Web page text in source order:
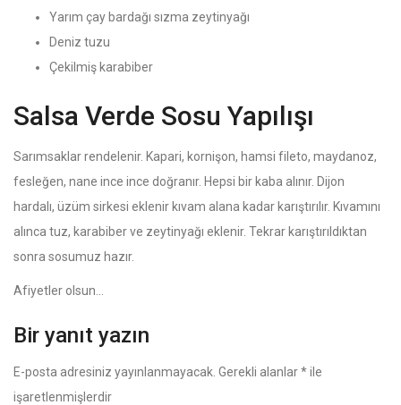
Yarım çay bardağı sızma zeytinyağı
Deniz tuzu
Çekilmiş karabiber
Salsa Verde Sosu Yapılışı
Sarımsaklar rendelenir. Kapari, kornişon, hamsi fileto, maydanoz,
fesleğen, nane ince ince doğranır. Hepsi bir kaba alınır. Dijon
hardalı, üzüm sirkesi eklenir kıvam alana kadar karıştırılır. Kıvamını
alınca tuz, karabiber ve zeytinyağı eklenir. Tekrar karıştırıldıktan
sonra sosumuz hazır.
Afiyetler olsun…
Bir yanıt yazın
E-posta adresiniz yayınlanmayacak. Gerekli alanlar*ile
işaretlenmişlerdir